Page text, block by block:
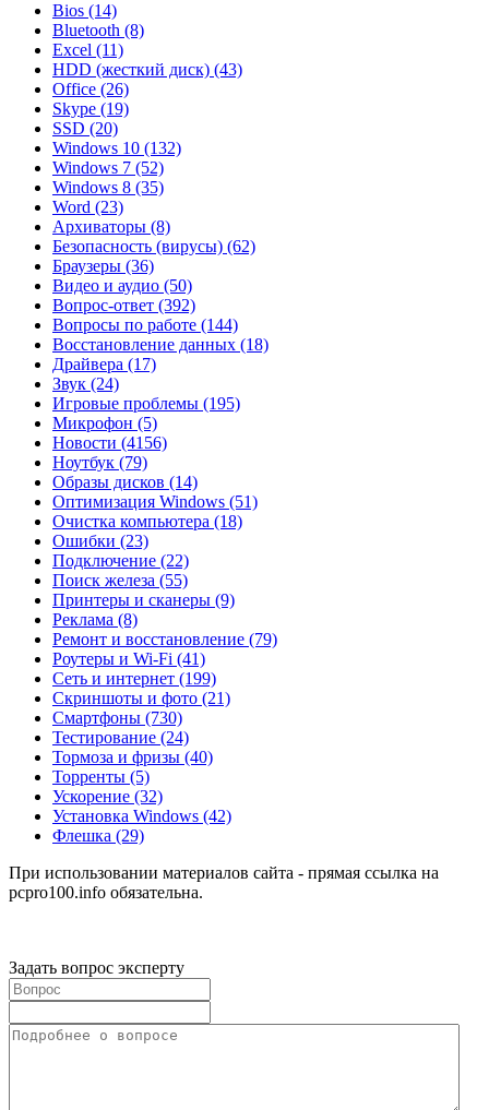
Bios (14)
Bluetooth (8)
Excel (11)
HDD (жесткий диск) (43)
Office (26)
Skype (19)
SSD (20)
Windows 10 (132)
Windows 7 (52)
Windows 8 (35)
Word (23)
Архиваторы (8)
Безопасность (вирусы) (62)
Браузеры (36)
Видео и аудио (50)
Вопрос-ответ (392)
Вопросы по работе (144)
Восстановление данных (18)
Драйвера (17)
Звук (24)
Игровые проблемы (195)
Микрофон (5)
Новости (4156)
Ноутбук (79)
Образы дисков (14)
Оптимизация Windows (51)
Очистка компьютера (18)
Ошибки (23)
Подключение (22)
Поиск железа (55)
Принтеры и сканеры (9)
Реклама (8)
Ремонт и восстановление (79)
Роутеры и Wi-Fi (41)
Сеть и интернет (199)
Скриншоты и фото (21)
Смартфоны (730)
Тестирование (24)
Тормоза и фризы (40)
Торренты (5)
Ускорение (32)
Установка Windows (42)
Флешка (29)
При использовании материалов сайта - прямая ссылка на
pcpro100.info обязательна.
Задать вопрос эксперту